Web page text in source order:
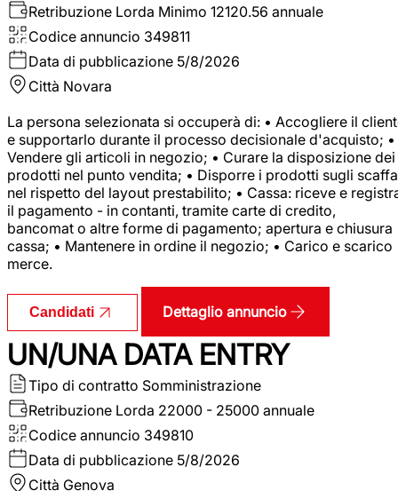
Retribuzione Lorda Minimo 12120.56 annuale
Codice annuncio 349811
Data di pubblicazione 5/8/2026
Città Novara
La persona selezionata si occuperà di: • Accogliere il
e supportarlo durante il processo decisionale d'acquisto; •
Vendere gli articoli in negozio; • Curare la disposizione dei
prodotti nel punto vendita; • Disporre i prodotti sugli
nel rispetto del layout prestabilito; • Cassa: riceve e
il pagamento - in contanti, tramite carte di credito,
bancomat o altre forme di pagamento; apertura e chiusura
cassa; • Mantenere in ordine il negozio; • Carico e scarico
merce.
Candidati Dettaglio annuncio
UN/UNA DATA ENTRY
Tipo di contratto Somministrazione
Retribuzione Lorda 22000 - 25000 annuale
Codice annuncio 349810
Data di pubblicazione 5/8/2026
Città Genova